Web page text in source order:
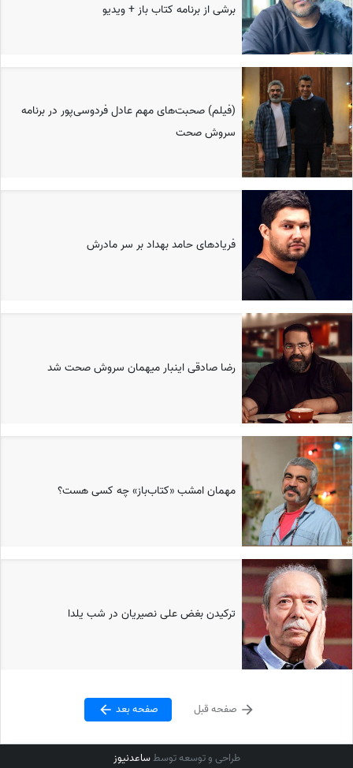
برشی از برنامه کتاب باز + ویدیو
(فیلم) صحبت‌های مهم عادل فردوسی‌پور در برنامه
سروش صحت
فریادهای حامد بهداد بر سر مادرش
رضا صادقی اینبار میهمان سروش صحت شد
مهمان امشب «کتاب‌باز» چه کسی هست؟
ترکیدن بغض علی نصیریان در شب یلدا
صفحه قبل صفحه بعد
طراحی و توسعه توسطساعدنیوز